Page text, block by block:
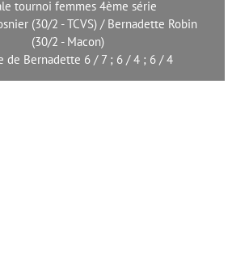
tournoi femmes 4ème série
(30/2 - TCVS) / Bernadette Robin
(30/2 - Macon)
de Bernadette 6 / 7 ; 6 / 4 ; 6 / 4